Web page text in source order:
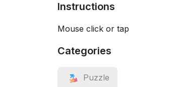
Instructions
Mouse click or tap
Categories
Puzzle